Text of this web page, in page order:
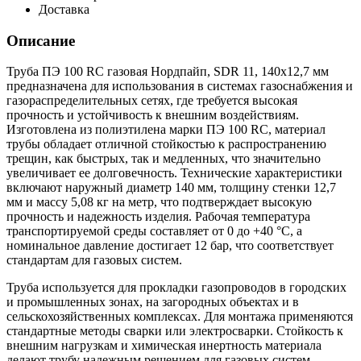
Доставка
Описание
Труба ПЭ 100 RC газовая Нордпайп, SDR 11, 140х12,7 мм
предназначена для использования в системах газоснабжения и
газораспределительных сетях, где требуется высокая
прочность и устойчивость к внешним воздействиям.
Изготовлена из полиэтилена марки ПЭ 100 RC, материал
трубы обладает отличной стойкостью к распространению
трещин, как быстрых, так и медленных, что значительно
увеличивает ее долговечность. Технические характеристики
включают наружный диаметр 140 мм, толщину стенки 12,7
мм и массу 5,08 кг на метр, что подтверждает высокую
прочность и надежность изделия. Рабочая температура
транспортируемой среды составляет от 0 до +40 °С, а
номинальное давление достигает 12 бар, что соответствует
стандартам для газовых систем.
Труба используется для прокладки газопроводов в городских
и промышленных зонах, на загородных объектах и в
сельскохозяйственных комплексах. Для монтажа применяются
стандартные методы сварки или электросварки. Стойкость к
внешним нагрузкам и химическая инертность материала